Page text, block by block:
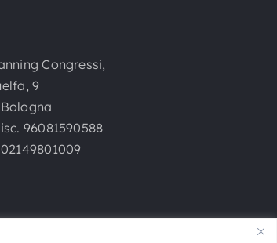
Congressi,
9
96081590588